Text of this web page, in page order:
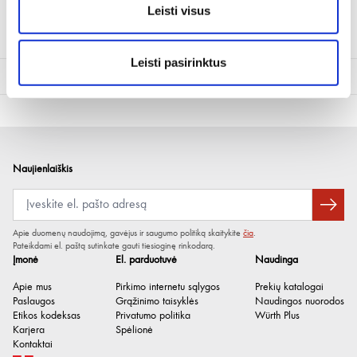
Leisti visus
Leisti pasirinktus
1x cigarečių pridegimo lizdo jungiamasis kabelis
Didžiausia momentinė srovė
akumuliatoriaus talpa
Įkraunama baterija / neišimama
baterija
Taip
Tinka varikliams iki 3000 cm³
Laido skerspjūvis 33.6 mm²
Ekranas
Įmonė
Apie mus
Paslaugos
Etikos kodeksas
Karjera
Kontaktai
El. parduotuvė
Pirkimo internetu sąlygos
Grąžinimo taisyklės
Privatumo politika
Spėlionė
Naudinga
Prekių katalogai
Naudingos nuorodos
Würth Plus
Naujienlaiškis
Apie duomenų naudojimą, gavėjus ir saugumo politiką skaitykite čia.
Pateikdami el. paštą sutinkate gauti tiesioginę rinkodarą.